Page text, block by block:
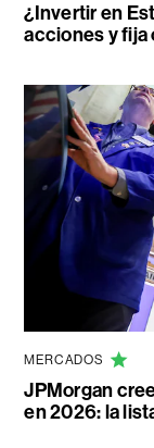
¿Invertir en
acciones y fija
MERCADOS
JPMorgan
en 2026: la